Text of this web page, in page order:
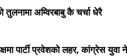
अम्विरबाबु कै चर्चा धेरै
पार्टी प्रवेशको लहर, कांग्रेस युवा